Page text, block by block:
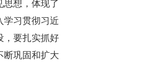
思想，体现了
习贯彻习近
，要扎实抓好
断巩固和扩大